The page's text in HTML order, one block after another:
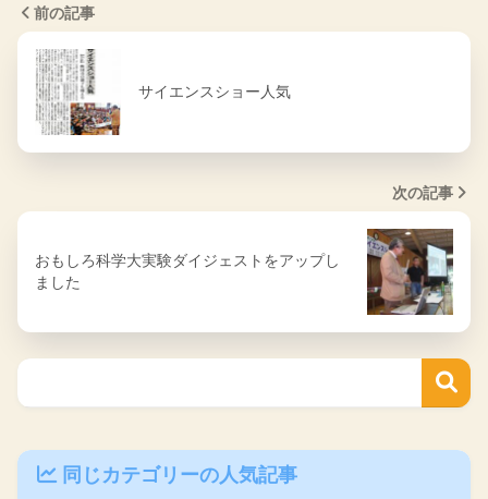
前の記事
サイエンスショー人気
次の記事
おもしろ科学大実験ダイジェストをアップし
ました
同じカテゴリーの人気記事